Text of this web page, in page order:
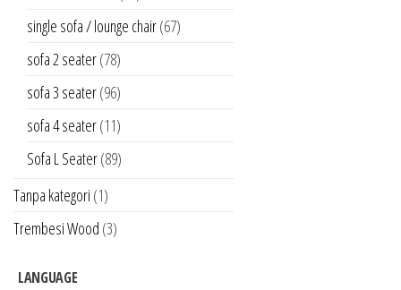
single sofa / lounge chair(67)
sofa 2 seater(78)
sofa 3 seater(96)
sofa 4 seater(11)
Sofa L Seater(89)
Tanpa kategori (1)
Trembesi Wood (3)
LANGUAGE